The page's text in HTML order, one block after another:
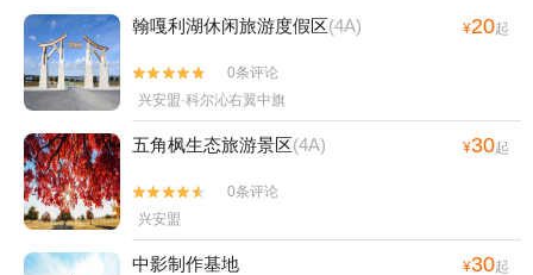
翰嘎利湖休闲旅游度假区(4A) ¥20起


0条评论
兴安盟·科尔沁右翼中旗
五角枫生态旅游景区(4A) ¥30起


0条评论
兴安盟
中影制作基地 ¥30起